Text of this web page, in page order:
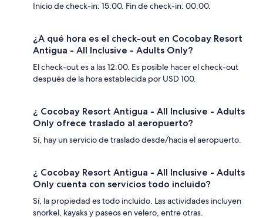
Inicio de check-in: 15:00. Fin de check-in: 00:00.
¿A qué hora es el check-out en Cocobay Resort
Antigua - All Inclusive - Adults Only?
El check-out es a las 12:00. Es posible hacer el check-out
después de la hora establecida por USD 100.
¿ Cocobay Resort Antigua - All Inclusive - Adults
Only ofrece traslado al aeropuerto?
Sí, hay un servicio de traslado desde/hacia el aeropuerto.
¿ Cocobay Resort Antigua - All Inclusive - Adults
Only cuenta con servicios todo incluido?
Sí, la propiedad es todo incluido. Las actividades incluyen
snorkel, kayaks y paseos en velero, entre otras.